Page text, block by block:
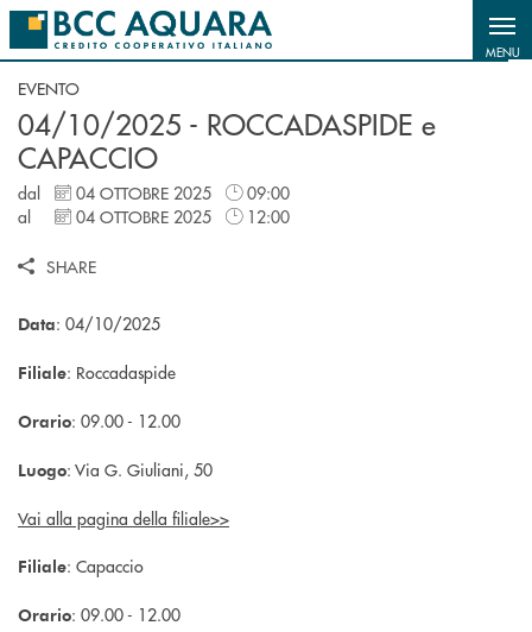
Salta al contenuto principale
MENU
EVENTO
04/10/2025 - ROCCADASPIDE e
CAPACCIO
dal 04 OTTOBRE 2025
09:00
al
04 OTTOBRE 2025 12:00
SHARE
Data: 04/10/2025
Filiale: Roccadaspide
Orario: 09.00 - 12.00
Luogo: Via G. Giuliani, 50
Vai alla pagina della filiale>>
Filiale: Capaccio
Orario: 09.00 - 12.00